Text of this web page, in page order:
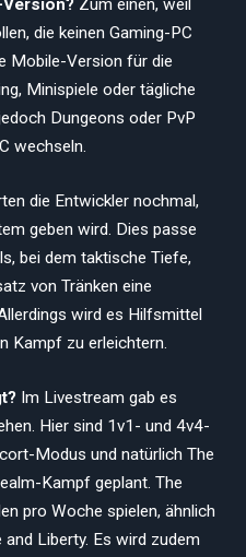
Zum einen, weil
die keinen Gaming-PC
Mobile-Version für die
Minispiele oder tägliche
Dungeons oder PvP
wechseln.
die Entwickler nochmal,
geben wird. Dies passe
bei dem taktische Tiefe,
von Tränken eine
wird es Hilfsmittel
Kampf zu erleichtern.
Im Livestream gab es
Hier sind 1v1- und 4v4-
Modus und natürlich The
Kampf geplant. The
pro Woche spielen, ähnlich
Liberty. Es wird zudem